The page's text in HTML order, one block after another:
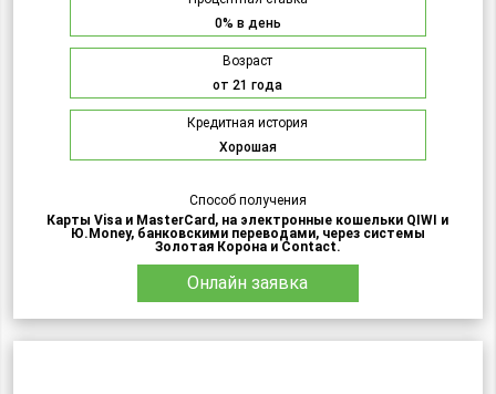
0% в день
Возраст
от 21 года
Кредитная история
Хорошая
Способ получения
Карты Visa и MasterCard, на электронные кошельки QIWI и
Ю.Money, банковскими переводами, через системы
Золотая Корона и Contact.
Онлайн заявка